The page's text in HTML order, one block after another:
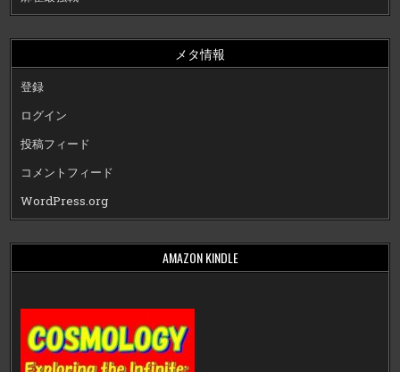
メタ情報
登録
ログイン
投稿フィード
コメントフィード
WordPress.org
AMAZON KINDLE